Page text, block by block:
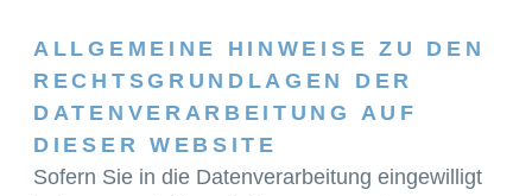
ALLGEMEINE HINWEISE ZU DEN
RECHTSGRUNDLAGEN DER
DATENVERARBEITUNG AUF
DIESER WEBSITE
Sofern Sie in die Datenverarbeitung eingewilligt